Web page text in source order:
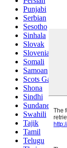
Punjabi
Serbian
Sesotho
Sinhala
Slovak
Slovenian
Somali
Samoan
Scots Gaelic
Shona
Sindhi
Sundanese
Swahili
Tajik
Tamil
Telugu